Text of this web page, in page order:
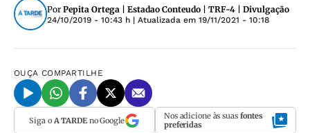
Por Pepita Ortega | Estadao Conteudo | TRF-4 | Divulgação
24/10/2019 - 10:43 h | Atualizada em 19/11/2021 - 10:18
OUÇA COMPARTILHE
Siga o A TARDEno Google Nos adicione às suas fontes
preferidas